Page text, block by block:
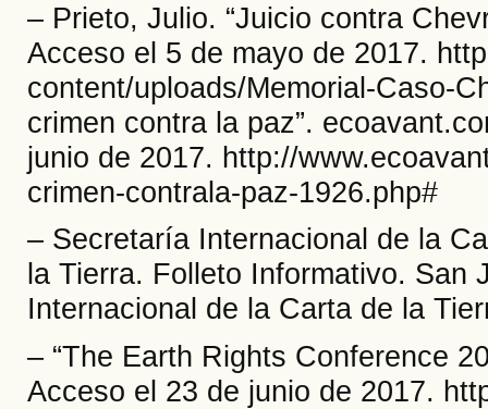
– Prieto, Julio. “Juicio contra
Acceso el 5 de mayo de 2017.
content/uploads/Memorial-Caso-
crimen contra la paz”.
junio de 2017. http://
crimen-contrala-paz-1926.php#
– Secretaría Internacional de la
la Tierra. Folleto Informativo.
Internacional de la Carta de la
– “The Earth Rights Conference
Acceso el 23 de junio de 2017.